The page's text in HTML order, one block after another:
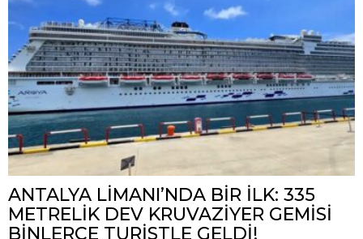
ANTALYA LİMANI’NDA BİR İLK: 335
METRELİK DEV KRUVAZİYER GEMİSİ
BİNLERCE TURİSTLE GELDİ!